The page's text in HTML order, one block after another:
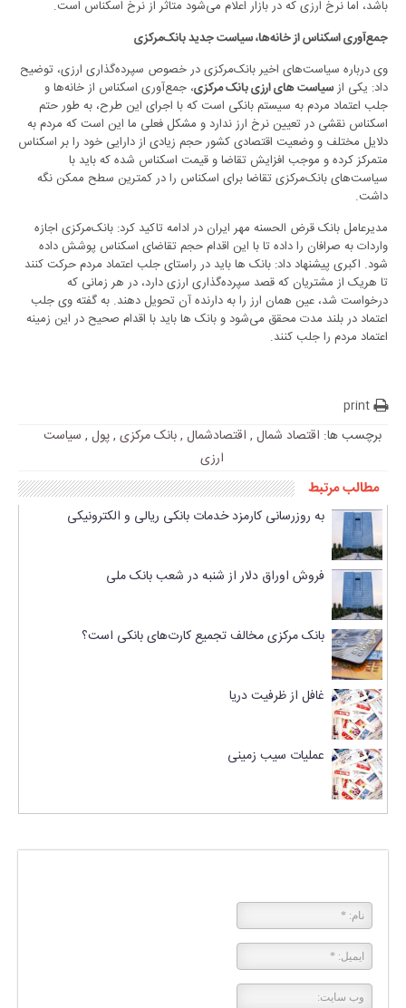
باشد، اما نرخ ارزی که در بازار اعلام می‌شود متاثر از نرخ اسکناس است.
جمع‌آوری اسکناس از خانه‌ها، سیاست جدید بانک‌مرکزی
وی درباره سیاست‌های اخیر بانک‌مرکزی در خصوص سپرده‌گذاری ارزی، توضیح
داد: یکی از سیاست های ارزی بانک مرکزی، جمع‌آوری اسکناس از خانه‌ها و
جلب اعتماد مردم به سیستم بانکی است که با اجرای این طرح، به طور حتم
اسکناس نقشی در تعیین نرخ ارز ندارد و مشکل فعلی ما این است که مردم به
دلایل مختلف و وضعیت اقتصادی کشور حجم زیادی از دارایی خود را بر اسکناس
متمرکز کرده و موجب افزایش تقاضا و قیمت اسکناس شده که باید با
سیاست‌های بانک‌مرکزی تقاضا برای اسکناس را در کمترین سطح ممکن نگه
داشت.
مدیرعامل بانک قرض الحسنه مهر ایران در ادامه تاکید کرد: بانک‌مرکزی اجازه
واردات به صرافان را داده تا با این اقدام حجم تقاضای اسکناس پوشش داده
شود. اکبری پیشنهاد داد: بانک ها باید در راستای جلب اعتماد مردم حرکت کنند
تا هریک از مشتریان که قصد سپرده‌گذاری ارزی دارد، در هر زمانی که
درخواست شد، عین همان ارز را به دارنده آن تحویل دهند. به گفته وی جلب
اعتماد در بلند مدت محقق می‌شود و بانک ها باید با اقدام صحیح در این زمینه
اعتماد مردم را جلب کنند.
print
برچسب ها: اقتصاد شمال , اقتصادشمال ,بانک مرکزی ,پول , سیاست
ارزی
مطالب مرتبط
به روزرسانی کارمزد خدمات بانکی ریالی و الکترونیکی
فروش اوراق دلار از شنبه در شعب بانک ملی
بانک مرکزی مخالف تجمیع کارت‌های بانکی است؟
غافل از ظرفیت دریا
عملیات سیب زمینی